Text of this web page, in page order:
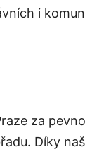
i
za
Díky